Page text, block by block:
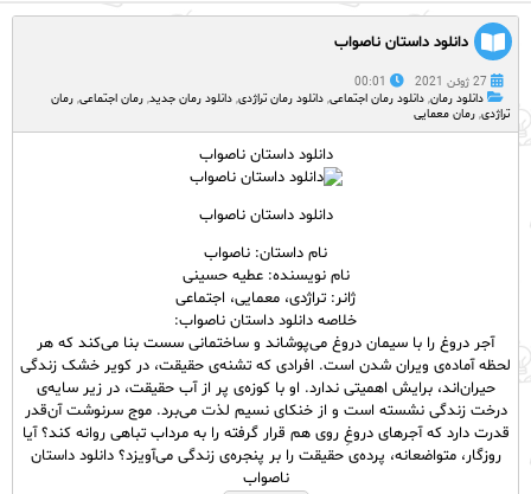
دانلود داستان ناصواب
27 ژوئن 2021
00:01
دانلود رمان, دانلود رمان اجتماعی, دانلود رمان تراژدی, دانلود رمان جدید, رمان اجتماعی, رمان
تراژدی, رمان معمایی
دانلود داستان ناصواب
دانلود داستان ناصواب
نام داستان: ناصواب
نام نویسنده: عطیه حسینی
ژانر: تراژدی، معمایی، اجتماعی
خلاصه دانلود داستان ناصواب:
آجر دروغ را با سیمان دروغ می‌پوشاند و ساختمانی سست بنا می‌کند که هر
لحظه آماده‌ی ویران شدن است. افرادی که تشنه‌ی حقیقت، در کویر خشک زندگی
حیران‌اند، برایش اهمیتی ندارد. او با کوزه‌ی پر از آب حقیقت، در زیر سایه‌ی
درخت زندگی نشسته است و از خنکای نسیم لذت می‌برد. موج سرنوشت آن‌قدر
قدرت دارد که آجر‌های دروغِ روی هم قرار گرفته‌ را به مرداب تباهی روانه کند؟ آیا
روزگار، متواضعانه، پرده‌ی حقیقت را بر پنجره‌ی زندگی می‌آویزد؟ دانلود داستان
ناصواب